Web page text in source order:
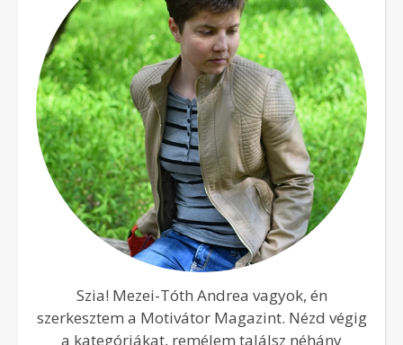
Szia! Mezei-Tóth Andrea vagyok, én
szerkesztem a Motivátor Magazint. Nézd végig
a kategóriákat, remélem találsz néhány